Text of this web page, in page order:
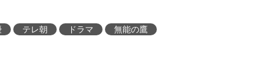
テレ朝 ドラマ 無能の鷹